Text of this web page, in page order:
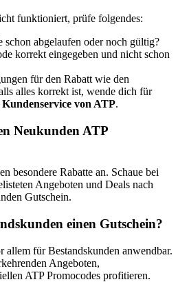
funktioniert, prüfe folgendes:
schon abgelaufen oder noch gültig?
korrekt eingegeben und nicht schon
für den Rabatt wie den
alles korrekt ist, wende dich für
Kundenservice von ATP.
Neukunden ATP
besondere Rabatte an. Schaue bei
Angeboten und Deals nach
Gutschein.
einen Gutschein?
allem für Bestandskunden anwendbar.
Angeboten,
ATP Promocodes profitieren.